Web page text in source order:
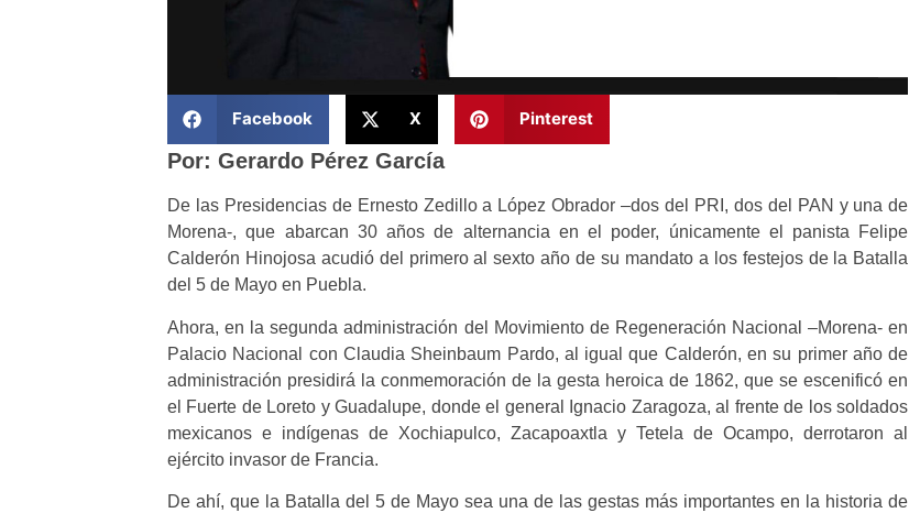
Facebook X Pinterest
Por: Gerardo Pérez García
De las Presidencias de Ernesto Zedillo a López Obrador –dos del PRI, dos del PAN y una de
Morena-, que abarcan 30 años de alternancia en el poder, únicamente el panista Felipe
Calderón Hinojosa acudió del primero al sexto año de su mandato a los festejos de la Batalla
del 5 de Mayo en Puebla.
Ahora, en la segunda administración del Movimiento de Regeneración Nacional –Morena- en
Palacio Nacional con Claudia Sheinbaum Pardo, al igual que Calderón, en su primer año de
administración presidirá la conmemoración de la gesta heroica de 1862, que se escenificó en
el Fuerte de Loreto y Guadalupe, donde el general Ignacio Zaragoza, al frente de los soldados
mexicanos e indígenas de Xochiapulco, Zacapoaxtla y Tetela de Ocampo, derrotaron al
ejército invasor de Francia.
De ahí, que la Batalla del 5 de Mayo sea una de las gestas más importantes en la historia de